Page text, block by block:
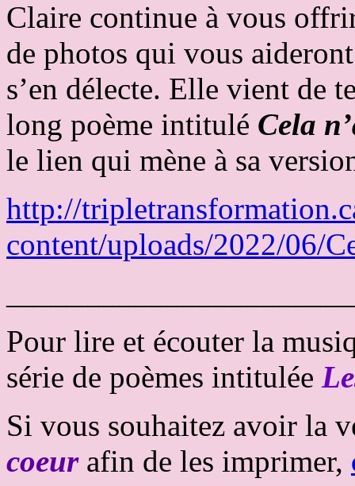
Claire continue à vous
de photos qui vous
s’en délecte. Elle vient de
long poème intitulé Cela
le lien qui mène à sa
http://
content/uploads/2022/06/
Pour lire et écouter la
série de poèmes intitulée
Si vous souhaitez avoir la
coeurafin de les imprimer,